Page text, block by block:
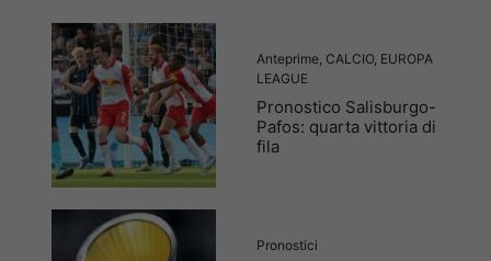
Anteprime CALCIO, EUROPA
LEAGUE
Pronostico Salisburgo-
Pafos: quarta vittoria di
fila
Pronostici